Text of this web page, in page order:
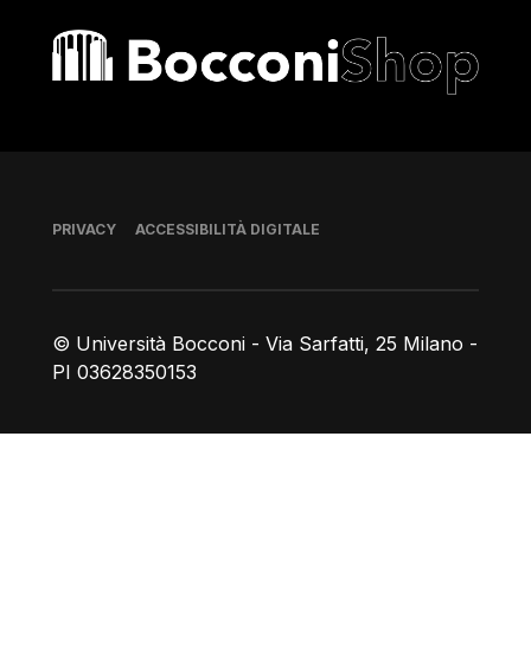
Bocconi shop
© Università Bocconi - Via Sarfatti, 25 Milano -
PI 03628350153
Piè di pagina
PRIVACY ACCESSIBILITÀ DIGITALE